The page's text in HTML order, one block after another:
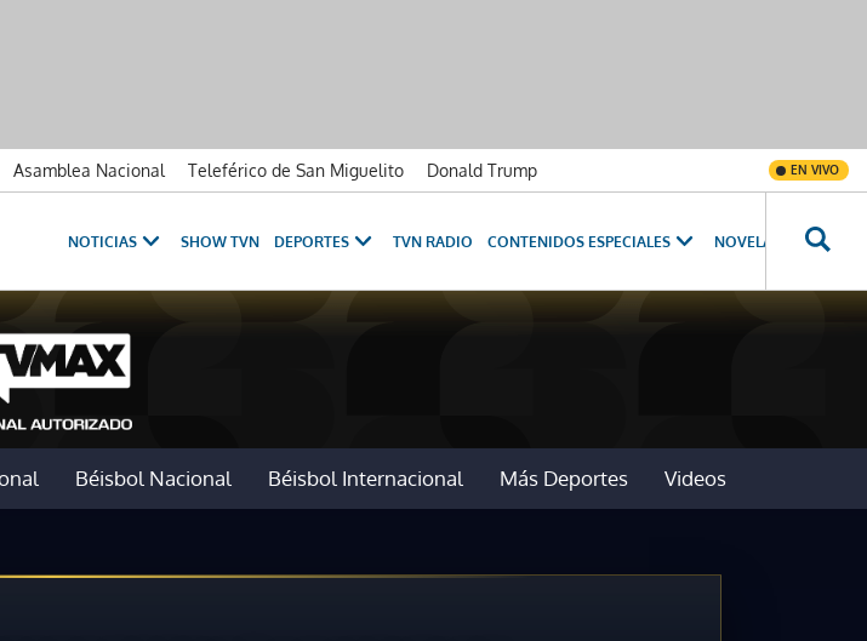
Asamblea Nacional Teleférico de San Miguelito Donald Trump EN VIVO
NOTICIAS SHOW TVN DEPORTES TVN RADIO CONTENIDOS ESPECIALES NOVELAS
Béisbol Nacional Béisbol Internacional Más Deportes Videos